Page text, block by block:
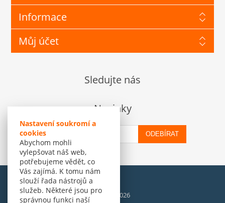
Nastavení soukromí a
cookies
Abychom mohli
vylepšovat náš web,
potřebujeme vědět, co
Vás zajímá. K tomu nám
slouží řada nástrojů a
služeb. Některé jsou pro
správnou funkci naší
Informace
Můj účet
Sledujte nás
Novinky
ODEBÍRAT
© Amenit Software Solutions, 1998 - 2026